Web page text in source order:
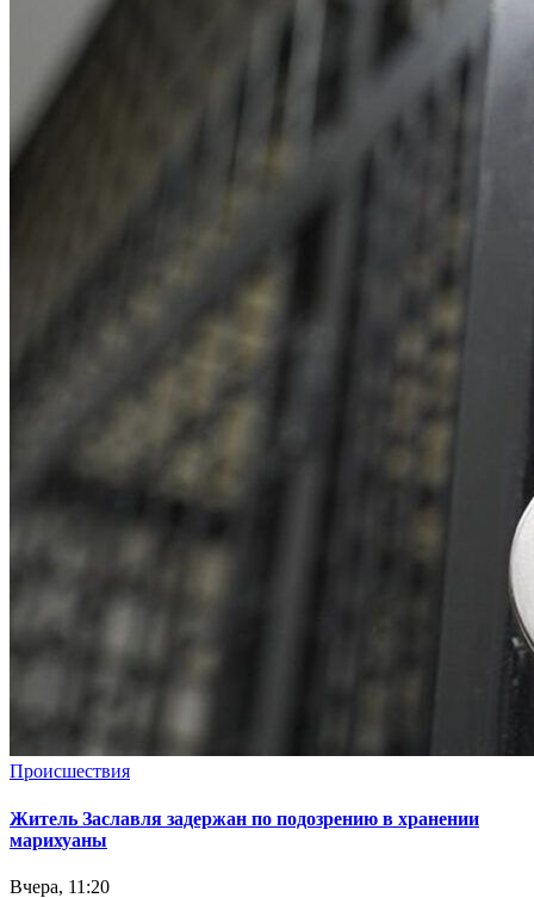
Происшествия
Житель Заславля задержан по подозрению в хранении
марихуаны
Вчера, 11:20